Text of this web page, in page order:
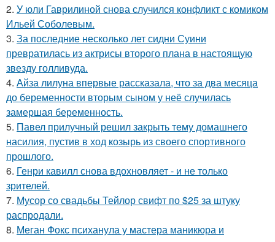
2. У юли Гаврилиной снова случился конфликт с комиком
Ильей Соболевым.
3. За последние несколько лет сидни Суини
превратилась из актрисы второго плана в настоящую
звезду голливуда.
4. Айза лилуна впервые рассказала, что за два месяца
до беременности вторым сыном у неё случилась
замершая беременность.
5. Павел прилучный решил закрыть тему домашнего
насилия, пустив в ход козырь из своего спортивного
прошлого.
6. Генри кавилл снова вдохновляет - и не только
зрителей.
7. Мусор со свадьбы Тейлор свифт по $25 за штуку
распродали.
8. Меган Фокс психанула у мастера маникюра и